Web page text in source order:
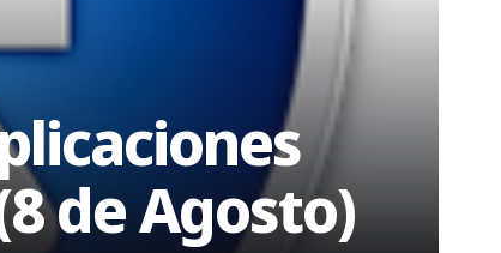
de Agosto)